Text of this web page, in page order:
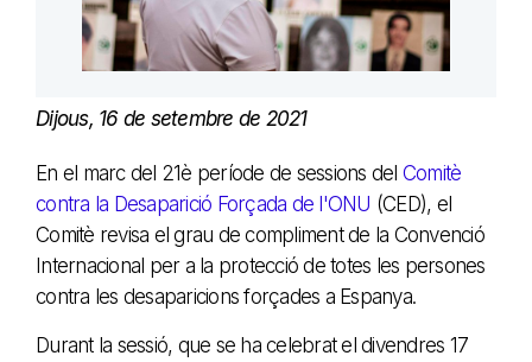
Dijous, 16 de setembre de 2021
En el marc del 21è període de sessions del Comitè
contra la Desaparició Forçada de l'ONU (CED), el
Comitè revisa el grau de compliment de la Convenció
Internacional per a la protecció de totes les persones
contra les desaparicions forçades a Espanya.
Durant la sessió, que se ha celebrat el divendres 17